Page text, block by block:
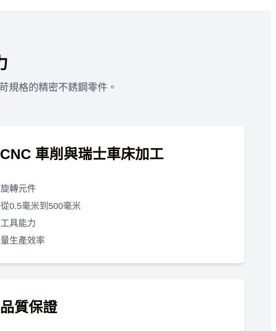
規格的精密不銹鋼零件。
CNC 車削與瑞士車床加工
轉元件
0.5毫米到500毫米
具能力
生產效率
品質保證